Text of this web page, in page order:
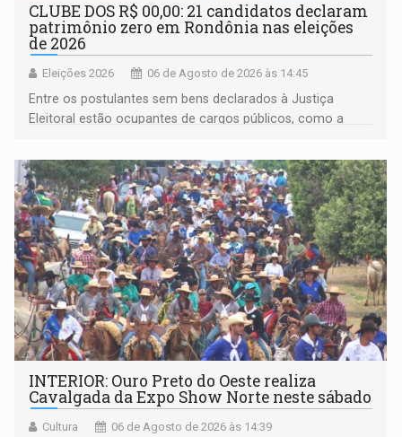
CLUBE DOS R$ 00,00: 21 candidatos declaram
patrimônio zero em Rondônia nas eleições
de 2026
Eleições 2026 06 de Agosto de 2026 às 14:45
Entre os postulantes sem bens declarados à Justiça
Eleitoral estão ocupantes de cargos públicos, como a
Pedro Geovar (PP) e a vice-prefeita Magna dos Anjos
(NOVO)
INTERIOR: Ouro Preto do Oeste realiza
Cavalgada da Expo Show Norte neste sábado
Cultura 06 de Agosto de 2026 às 14:39